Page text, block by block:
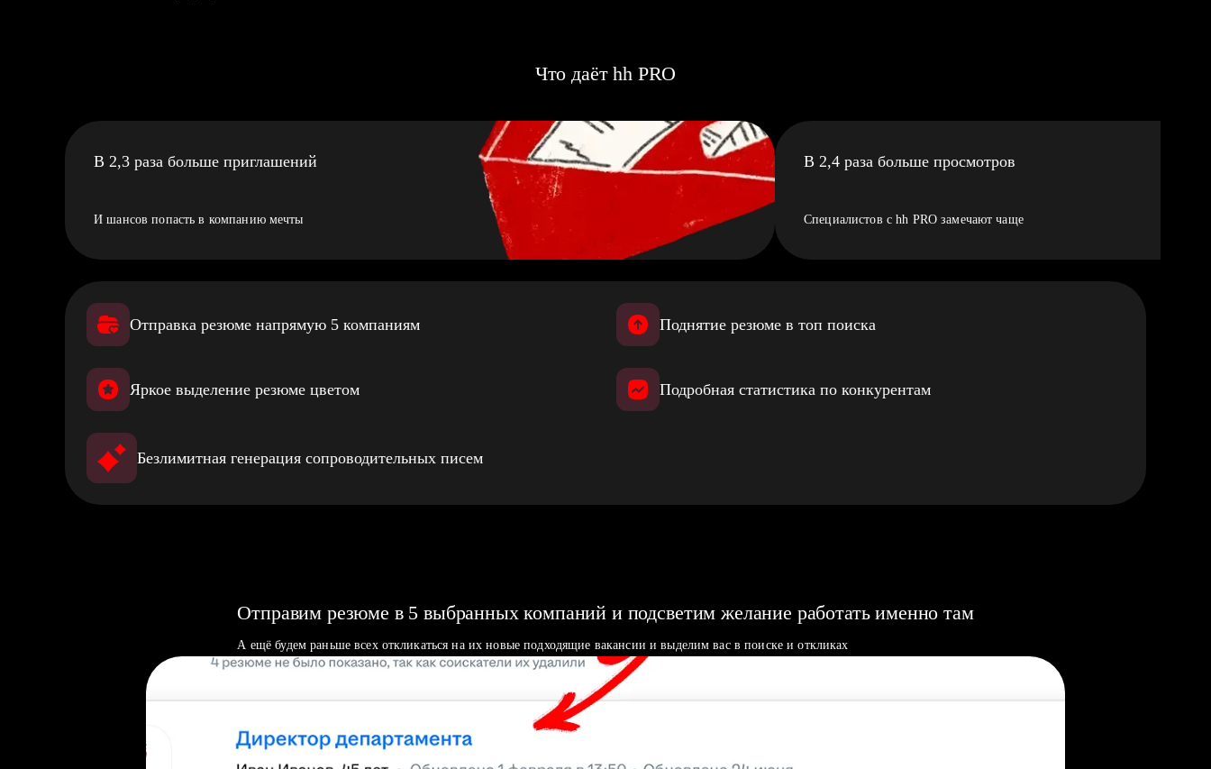
Что даёт hh PRO
В 2,3 раза больше приглашений
И шансов попасть в компанию мечты
В 2,4 раза больше просмотров
Специалистов с hh PRO замечают чаще
Отправка резюме напрямую 5 компаниям Поднятие резюме в топ поиска
Яркое выделение резюме цветом Подробная статистика по конкурентам
Безлимитная генерация сопроводительных писем
Отправим резюме в 5 выбранных компаний и подсветим желание работать именно там
А ещё будем раньше всех откликаться на их новые подходящие вакансии и выделим вас в поиске и откликах